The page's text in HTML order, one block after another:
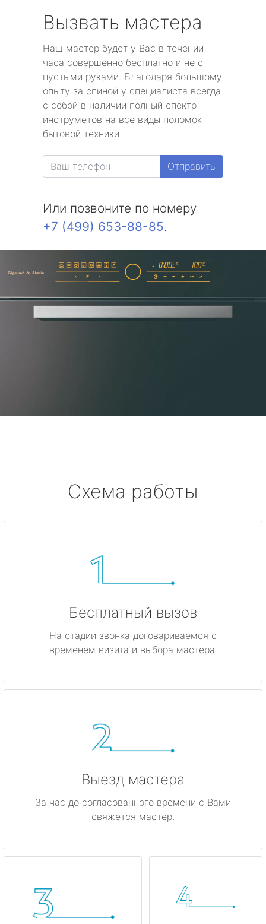
Вызвать мастера
Наш мастер будет у Вас в течении
часа совершенно бесплатно и не с
пустыми руками. Благодаря большому
опыту за спиной у специалиста всегда
с собой в наличии полный спектр
инструметов на все виды поломок
бытовой техники.
Отправить
Или позвоните по номеру
+7 (499) 653-88-85.
Схема работы
Бесплатный вызов
На стадии звонка договариваемся с
временем визита и выбора мастера.
Выезд мастера
За час до согласованного времени с Вами
свяжется мастер.